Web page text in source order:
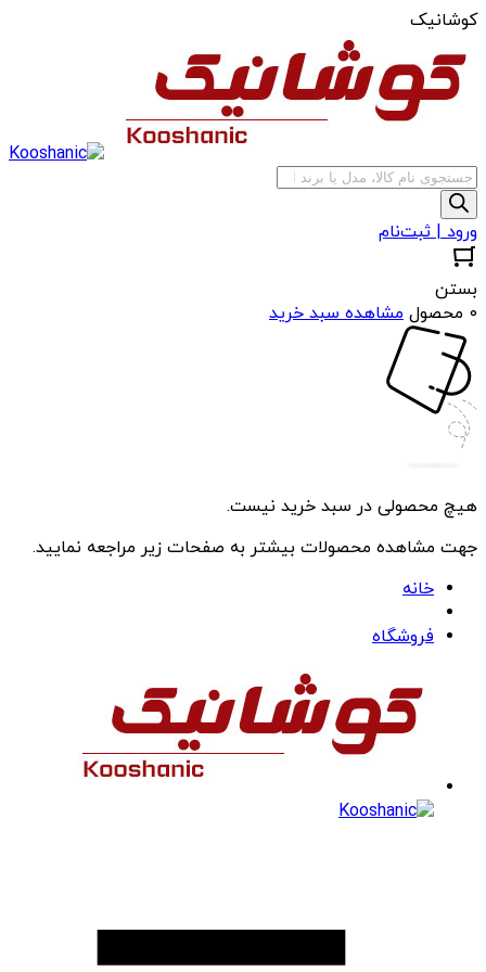
کوشانیک
جستجوی
محصولات
ورود | ثبت‌نام
بستن
0 محصول
مشاهده سبد خرید
هیچ محصولی در سبد خرید نیست.
جهت مشاهده محصولات بیشتر به صفحات زیر مراجعه نمایید.
خانه
فروشگاه